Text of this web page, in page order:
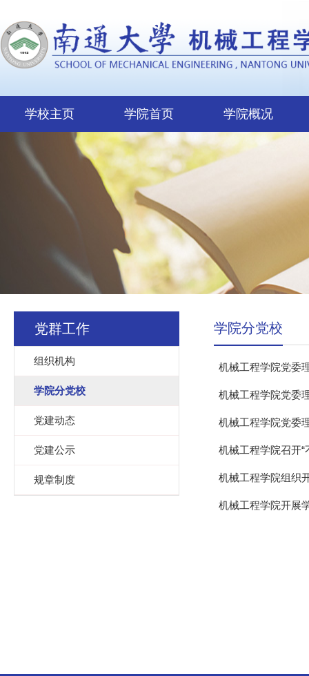
学校主页 学院首页 学院概况
党群工作
组织机构
学院分党校
党建动态
党建公示
规章制度
学院分党校
机械工程学院党委
机械工程学院党委
机械工程学院党委
机械工程学院召开
机械工程学院组织
机械工程学院开展